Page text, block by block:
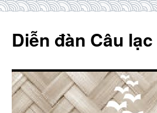
content
Diễn đàn Câu